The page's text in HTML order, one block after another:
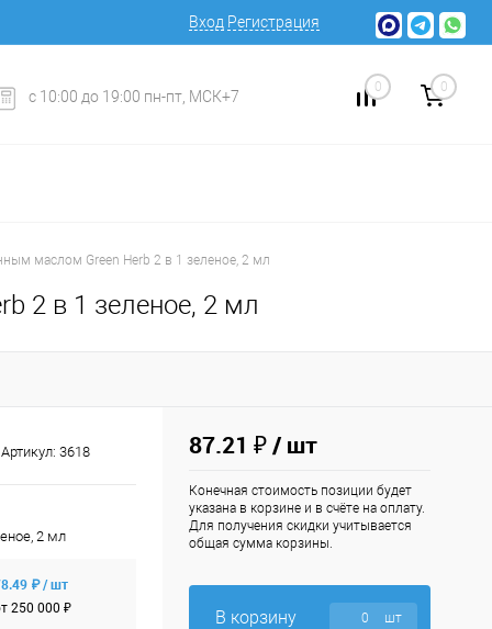
Вход Регистрация
с 10:00 до 19:00 пн-пт, МСК+7
0 0
маслом Green Herb 2 в 1 зеленое, 2 мл
2 в 1 зеленое, 2 мл
Артикул: 3618
2 мл
₽ / шт
250 000 ₽
87.21 ₽/ шт
Конечная стоимость позиции будет
указана в корзине и в счёте на оплату.
Для получения скидки учитывается
общая сумма корзины.
В корзину шт